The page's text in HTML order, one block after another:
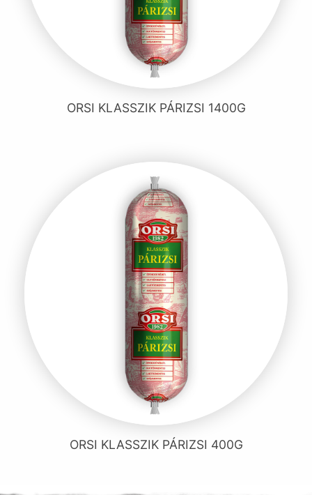
ORSI KLASSZIK PÁRIZSI 1400G
ORSI KLASSZIK PÁRIZSI 400G